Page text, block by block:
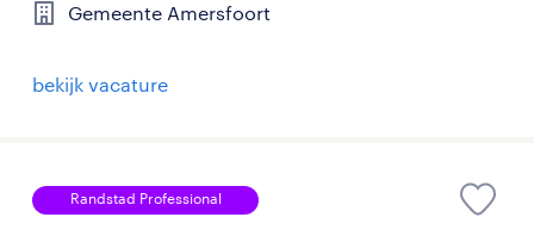
Gemeente Amersfoort
bekijk vacature
Randstad Professional